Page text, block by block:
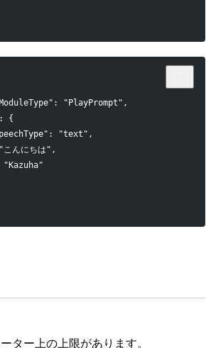
"PlayPrompt",
{
"text",
んにちは",
"Kazuha"
ター上の上限があります。